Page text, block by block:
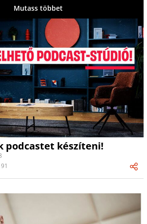
Mutass többet
podcastet készíteni!
91